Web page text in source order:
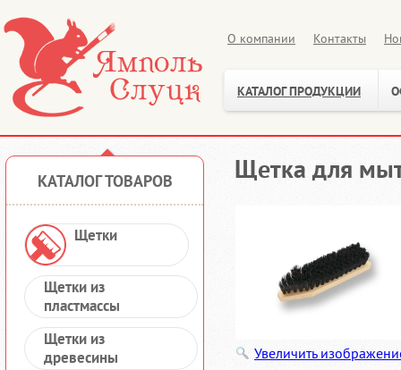
О компании Контакты
КАТАЛОГ ПРОДУКЦИИ
КАТАЛОГ ТОВАРОВ
Щетки
Щетки из
пластмассы
Щетки из
древесины
Щетка для
Увеличить